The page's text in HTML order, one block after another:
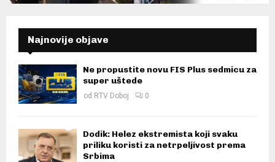
Najnovije objave
Ne propustite novu FIS Plus sedmicu za
super uštede
od RTV Doboj 0
Dodik: Helez ekstremista koji svaku
priliku koristi za netrpeljivost prema
Srbima